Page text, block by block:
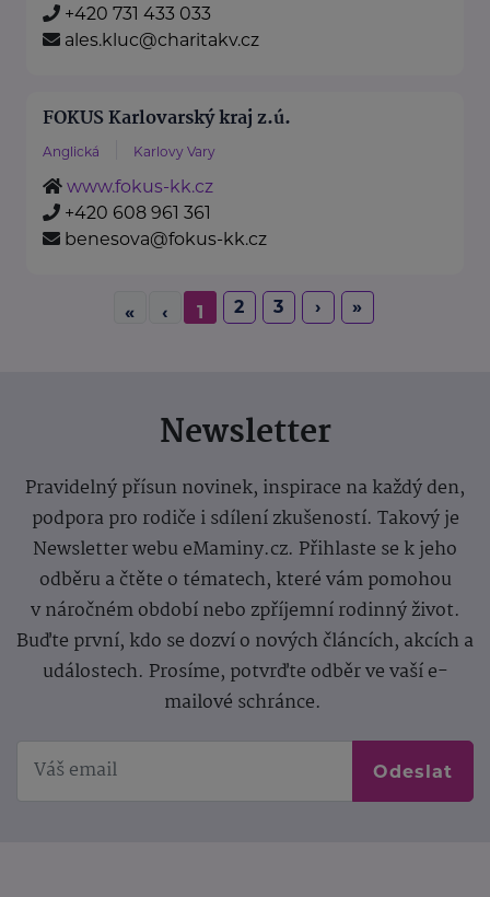
+420 731 433 033
ales.kluc@charitakv.cz
FOKUS Karlovarský kraj z.ú.
Anglická Karlovy Vary
www.fokus-kk.cz
+420 608 961 361
benesova@fokus-kk.cz
« ‹ 1 2 3 › »
Newsletter
Pravidelný přísun novinek, inspirace na každý den,
podpora pro rodiče i sdílení zkušeností. Takový je
Newsletter webu eMaminy.cz. Přihlaste se k jeho
odběru a čtěte o tématech, které vám pomohou
v náročném období nebo zpříjemní rodinný život.
Buďte první, kdo se dozví o nových článcích, akcích a
událostech. Prosíme, potvrďte odběr ve vaší e-
mailové schránce.
Odeslat